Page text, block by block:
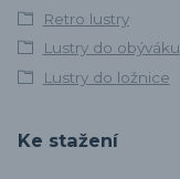
Retro lustry
Lustry do obýváku
Lustry do ložnice
Ke stažení